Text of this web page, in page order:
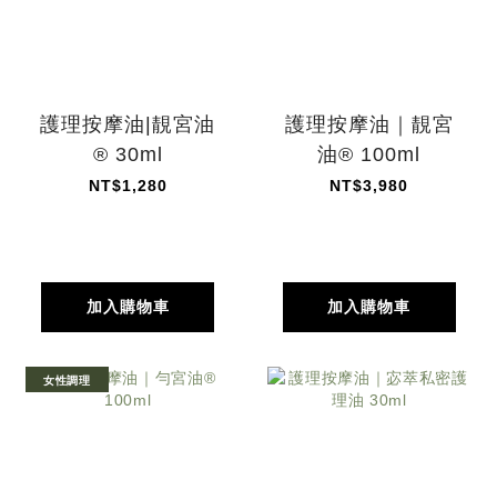
護理按摩油|靚宮油
® 30ml
NT$1,280
加入購物車
護理按摩油｜靚宮
油® 100ml
NT$3,980
加入購物車
女性調理